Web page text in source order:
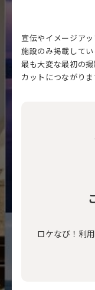
宣伝やイメージア
施設のみ掲載してい
最も大変な最初の
カットにつながりま
ロケなび！利